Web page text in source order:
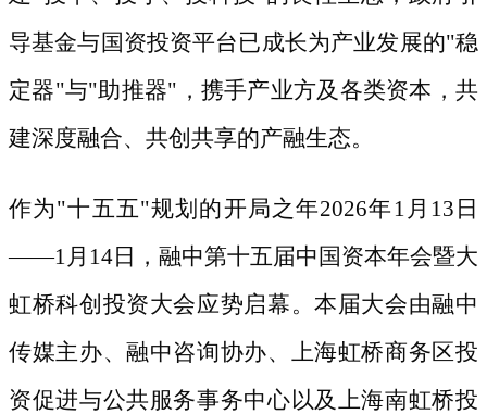
导基金与国资投资平台已成长为产业发展的"稳
定器"与"助推器"，携手产业方及各类资本，共
建深度融合、共创共享的产融生态。
作为"十五五"规划的开局之年2026年1月13日
——1月14日，融中第十五届中国资本年会暨大
虹桥科创投资大会应势启幕。本届大会由融中
传媒主办、融中咨询协办、上海虹桥商务区投
资促进与公共服务事务中心以及上海南虹桥投